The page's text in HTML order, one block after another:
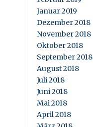
Januar 2019
Dezember 2018
November 2018
Oktober 2018
September 2018
August 2018
Juli 2018
Juni 2018
Mai 2018
April 2018